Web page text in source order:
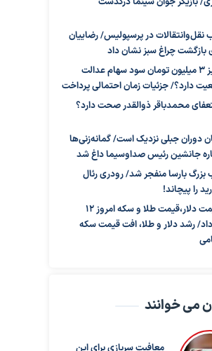
نقل‌وانتقالات در پرسپولیس/ رضاییان
بازگشت چراغ سبز نشان داد
واریز ۳ میلیون تومان سود سهام عدالت
دارد؟/ جزئیات زمان احتمالی پرداخت
محمدباقر ذوالقدر صحت دارد؟
دوران جبلی نزدیک است/ گمانه‌زنی‌ها
جانشین رئیس صداوسیما داغ شد
بزرگ بارسا منفجر شد/ رودری رئال
را پیچاند!
قیمت دلار،قیمت طلا و سکه امروز ۱۲
رشد دلار و طلا، افت قیمت سکه
می خوانند
معافیت سربازی برای این